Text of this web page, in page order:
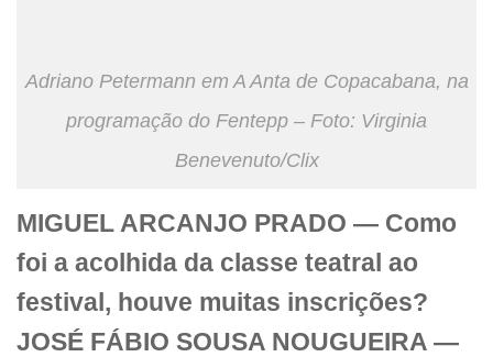
Adriano Petermann em A Anta de Copacabana, na
programação do Fentepp – Foto: Virginia
Benevenuto/Clix
MIGUEL ARCANJO PRADO — Como
foi a acolhida da classe teatral ao
festival, houve muitas inscrições?
JOSÉ FÁBIO SOUSA NOUGUEIRA —